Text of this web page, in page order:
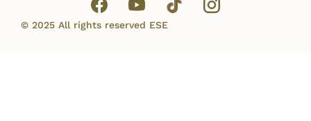
© 2025 All rights reserved ESE